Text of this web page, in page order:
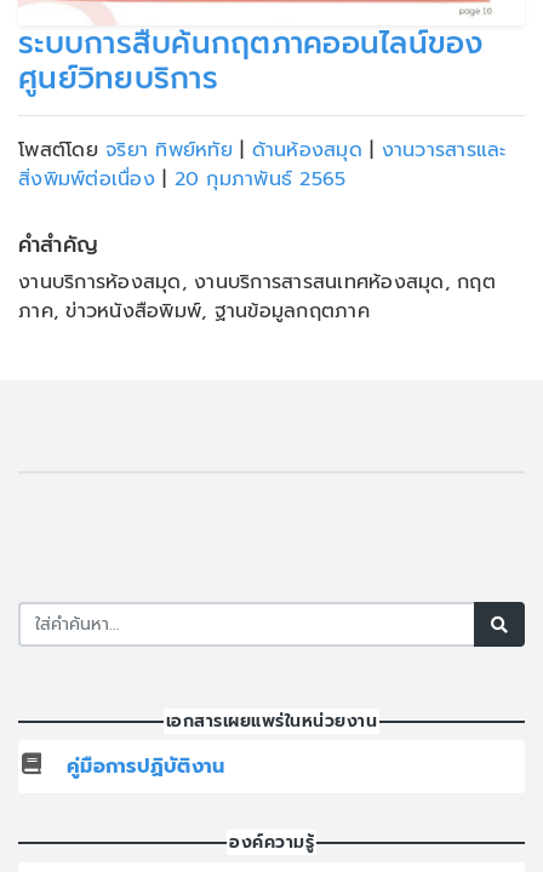
ระบบการสืบค้นกฤตภาคออนไลน์ของ
ศูนย์วิทยบริการ
โพสต์โดย จริยา ทิพย์หทัย | ด้านห้องสมุด | งานวารสารและ
สิ่งพิมพ์ต่อเนื่อง | 20 กุมภาพันธ์ 2565
คำสำคัญ
งานบริการห้องสมุด, งานบริการสารสนเทศห้องสมุด, กฤต
ภาค, ข่าวหนังสือพิมพ์, ฐานข้อมูลกฤตภาค
เอกสารเผยแพร่ในหน่วยงาน
คู่มือการปฏิบัติงาน
องค์ความรู้